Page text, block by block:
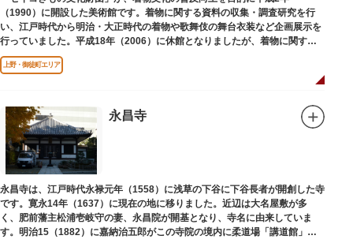
（1990）に開設した美術館です。着物に関する資料の収集・調査研究を行
い、江戸時代から明治・大正時代の着物や歌舞伎の舞台衣装など企画展示を
行っていました。平成18年（2006）に休館となりましたが、着物に関する
調査研究等は引き続き本財団で行っています。
平成18年（2006）に休館
上野・御徒町エリア
永昌寺
永昌寺は、江戸時代永禄元年（1558）に浅草の下谷に下谷長者が開創した寺
です。寛永14年（1637）に現在の地に移りました。近辺は大名屋敷が多
く、肥前藩主松浦壱岐守の妻、永昌院が開基となり、寺名に由来していま
す。明治15（1882）に嘉納治五郎がこの寺院の境内に柔道場「講道館」を